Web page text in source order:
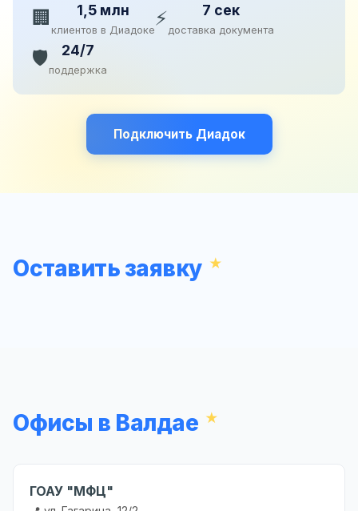
🏢 1,5 млн
клиентов в Диадоке⚡ 7 сек
доставка документа
🛡️ 24/7
поддержка
Подключить Диадок
Оставить заявку
Офисы в Валдае
ГОАУ "МФЦ"